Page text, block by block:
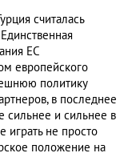
считалась
ЕС
европейского
политику
в последнее
сильнее и сильнее в
играть не просто
положение на